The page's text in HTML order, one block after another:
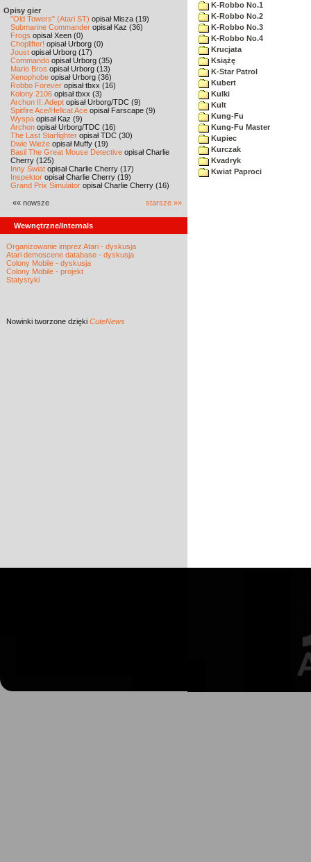
Opisy gier
"Old Towers" (Atari ST) opisał Misza (19)
Submarine Commander opisał Kaz (36)
Frogs opisał Xeen (0)
Choplifter! opisał Urborg (0)
Joust opisał Urborg (17)
Commando opisał Urborg (35)
Mario Bros opisał Urborg (13)
Xenophobe opisał Urborg (36)
Robbo Forever opisał tbxx (16)
Kolony 2106 opisał tbxx (3)
Archon II: Adept opisał Urborg/TDC (9)
Spitfire Ace/Hellcat Ace opisał Farscape (9)
Wyspa opisał Kaz (9)
Archon opisał Urborg/TDC (16)
The Last Starfighter opisał TDC (30)
Dwie Wieże opisał Muffy (19)
Basil The Great Mouse Detective opisał Charlie
Cherry (125)
Inny Świat opisał Charlie Cherry (17)
Inspektor opisał Charlie Cherry (19)
Grand Prix Simulator opisał Charlie Cherry (16)
«« nowsze starsze »»
Wewnętrzne/Internals
Organizowanie imprez Atari - dyskusja
Atari demoscene database - dyskusja
Colony Mobile - dyskusja
Colony Mobile - projekt
Statystyki
Nowinki tworzone dzięki CuteNews
K-Robbo No.1
K-Robbo No.2
K-Robbo No.3
K-Robbo No.4
Krucjata
Książę
K-Star Patrol
Kubert
Kulki
Kult
Kung-Fu
Kung-Fu Master
Kupiec
Kurczak
Kvadryk
Kwiat Paproci